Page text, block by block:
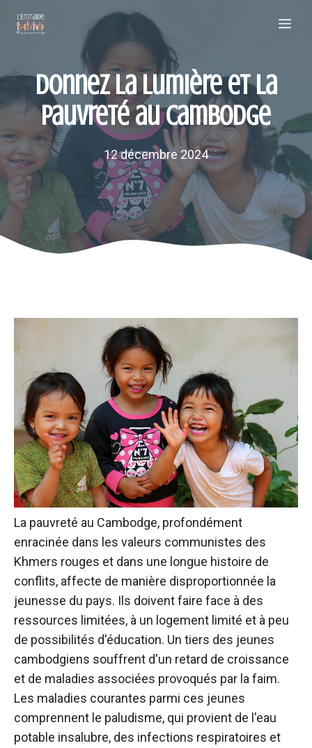
Donnez la lumière et la
pauvreté au Cambodge
12 décembre 2024
La pauvreté au Cambodge, profondément
enracinée dans les valeurs communistes des
Khmers rouges et dans une longue histoire de
conflits, affecte de manière disproportionnée la
jeunesse du pays. Ils doivent faire face à des
ressources limitées, à un logement limité et à peu
de possibilités d'éducation. Un tiers des jeunes
cambodgiens souffrent d'un retard de croissance
et de maladies associées provoqués par la faim.
Les maladies courantes parmi ces jeunes
comprennent le paludisme, qui provient de l'eau
potable insalubre, des infections respiratoires et